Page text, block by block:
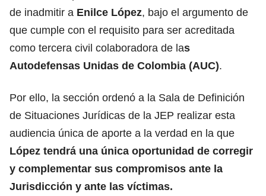
de inadmitir a Enilce López, bajo el argumento de
que cumple con el requisito para ser acreditada
como tercera civil colaboradora de las
Autodefensas Unidas de Colombia (AUC).
Por ello, la sección ordenó a la Sala de Definición
de Situaciones Jurídicas de la JEP realizar esta
audiencia única de aporte a la verdad en la que
López tendrá una única oportunidad de corregir
y complementar sus compromisos ante la
Jurisdicción y ante las víctimas.